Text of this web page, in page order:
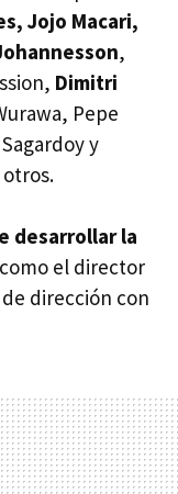
Jojo Macari,
,
Dimitri
Pepe
y
desarrollar la
el director
dirección con